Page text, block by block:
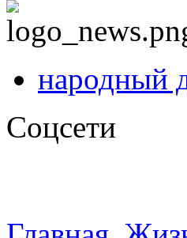
народный
Соцсети